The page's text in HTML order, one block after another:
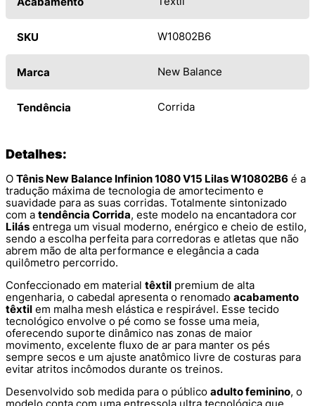
SKU W10802B6
Marca New Balance
Tendência Corrida
Detalhes:
O Tênis New Balance Infinion 1080 V15 Lilas W10802B6 é a
tradução máxima de tecnologia de amortecimento e
suavidade para as suas corridas. Totalmente sintonizado
com a tendência Corrida, este modelo na encantadora cor
Lilás entrega um visual moderno, enérgico e cheio de estilo,
sendo a escolha perfeita para corredoras e atletas que não
abrem mão de alta performance e elegância a cada
quilômetro percorrido.
Confeccionado em material têxtil premium de alta
engenharia, o cabedal apresenta o renomado acabamento
têxtil em malha mesh elástica e respirável. Esse tecido
tecnológico envolve o pé como se fosse uma meia,
oferecendo suporte dinâmico nas zonas de maior
movimento, excelente fluxo de ar para manter os pés
sempre secos e um ajuste anatômico livre de costuras para
evitar atritos incômodos durante os treinos.
Desenvolvido sob medida para o público adulto feminino, o